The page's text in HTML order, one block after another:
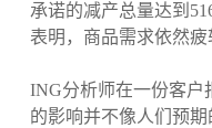
承诺的减产总量达到
表明，商品需求依然疲
ING分析师在一份客户
的影响并不像人们预